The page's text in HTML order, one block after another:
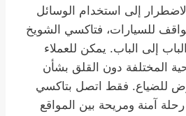
إلى استخدام الوسائل
للسيارات، فتاكسي الشويخ
إلى الباب. يمكن للعملاء
المختلفة دون القلق بشأن
للضياع. فقط اتصل بتاكسي
آمنة ومريحة بين المواقع